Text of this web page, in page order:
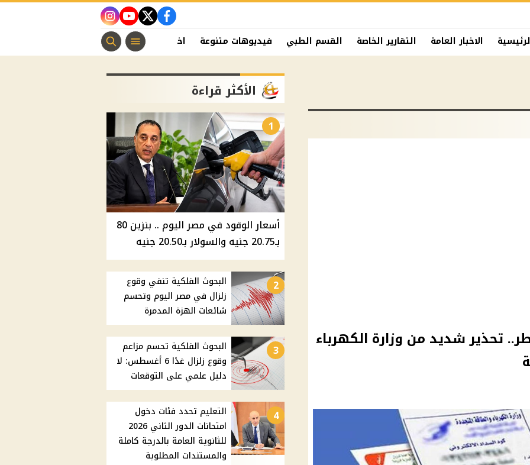
facebook
twitter
youtube
instagram
الاخبار العامة التقارير الخاصة القسم الطبي فيديوهات متنوعة اخبار الفن منوعات مسيحية
تحذير شديد من وزارة الكهرباء
الأكثر قراءة
1
أسعار الوقود في مصر اليوم .. بنزين 80
بـ20.75 جنيه والسولار بـ20.50 جنيه
2
البحوث الفلكية تنفي وقوع
زلزال في مصر اليوم وتحسم
شائعات الهزة المدمرة
3
البحوث الفلكية تحسم مزاعم
وقوع زلزال غدًا 6 أغسطس: لا
دليل علمي على التوقعات
4
التعليم تحدد فئات دخول
امتحانات الدور الثاني 2026
للثانوية العامة بالدرجة كاملة
والمستندات المطلوبة